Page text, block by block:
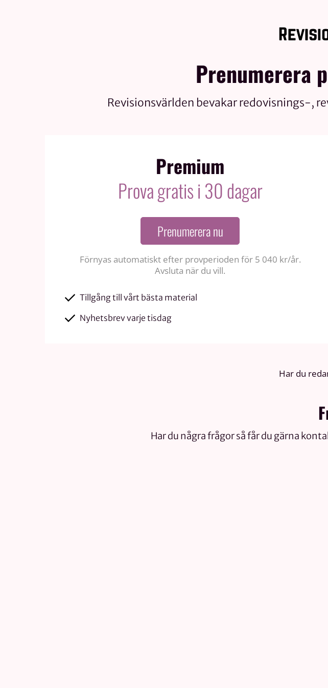
Prenumerera
Revisionsvärlden bevakar redovisnings-,
Premium
Prova gratis i 30 dagar
Prenumerera nu
Förnyas automatiskt efter provperioden för 5 040 kr/år.
Avsluta när du vill.
Tillgång till vårt bästa material
Nyhetsbrev varje tisdag
Har du
Har du några frågor så får du gärna